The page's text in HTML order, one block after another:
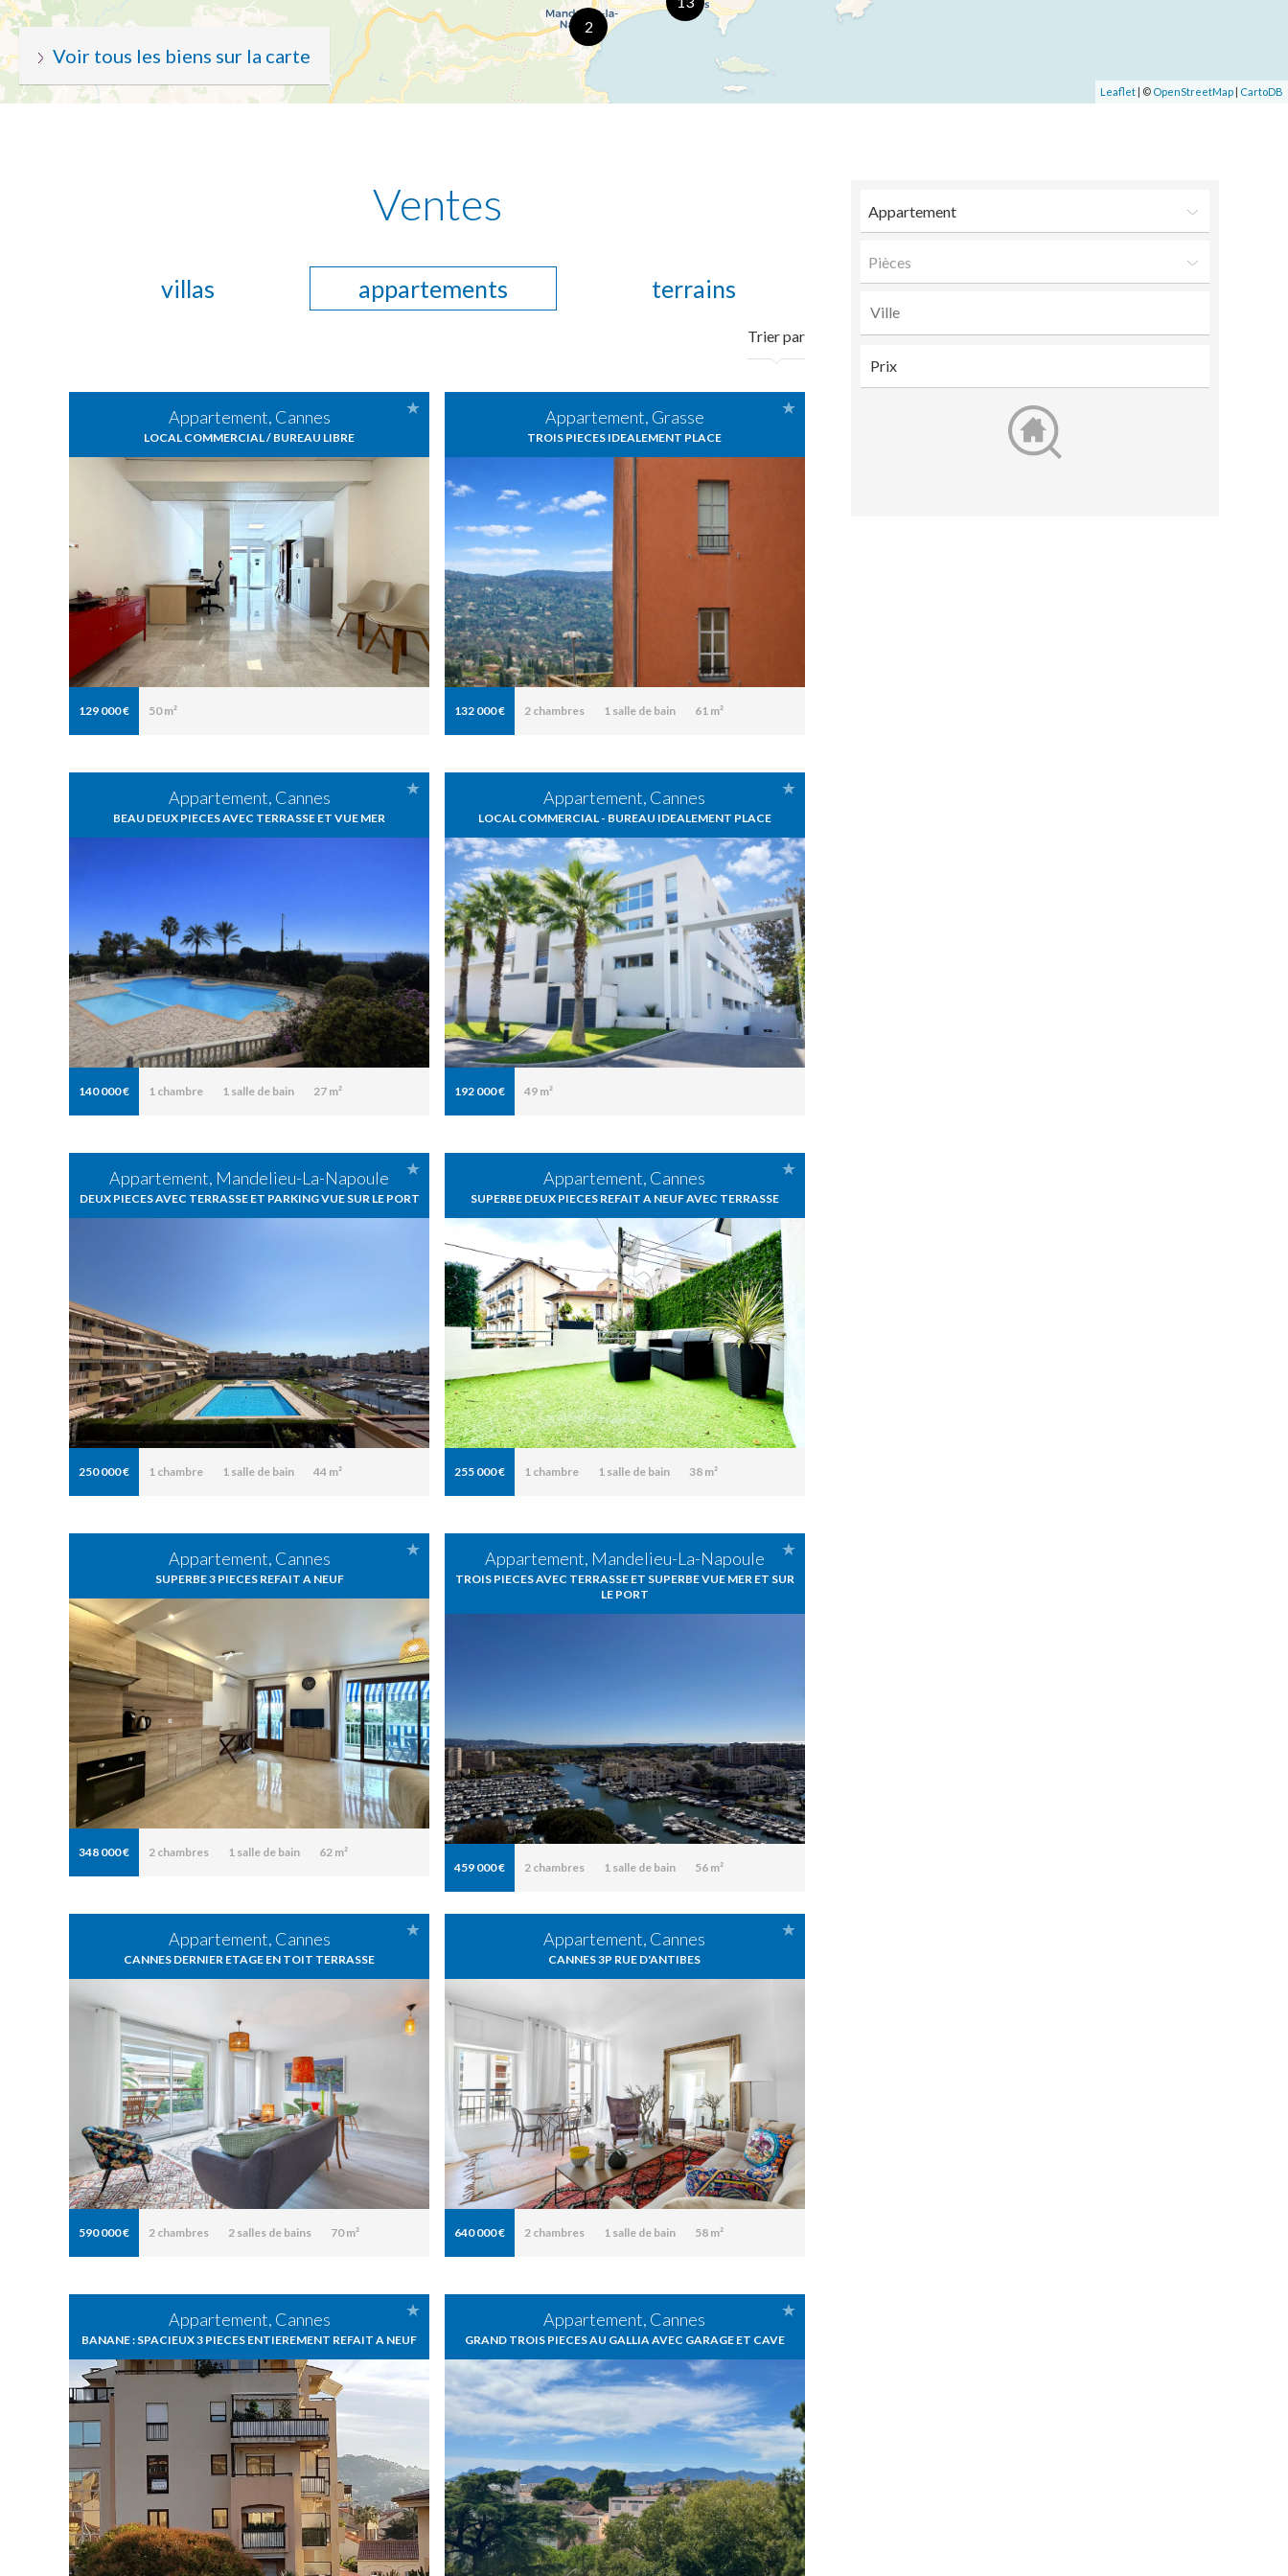
2
Leaflet | © OpenStreetMap | CartoDB
Voir tous les biens sur la carte
Ventes
villas appartements terrains
Trier par
Appartement, Cannes
LOCAL COMMERCIAL / BUREAU LIBRE
129 000 € 50 m²
Appartement, Grasse
TROIS PIECES IDEALEMENT PLACE
132 000 € 2 chambres 1 salle de bain 61 m²
Appartement, Cannes
BEAU DEUX PIECES AVEC TERRASSE ET VUE MER
140 000 € 1 chambre 1 salle de bain 27 m²
Appartement, Cannes
LOCAL COMMERCIAL - BUREAU IDEALEMENT PLACE
192 000 € 49 m²
Appartement, Mandelieu-La-Napoule
DEUX PIECES AVEC TERRASSE ET PARKING VUE SUR LE PORT
250 000 € 1 chambre 1 salle de bain 44 m²
Appartement, Cannes
SUPERBE DEUX PIECES REFAIT A NEUF AVEC TERRASSE
255 000 € 1 chambre 1 salle de bain 38 m²
Appartement, Cannes
SUPERBE 3 PIECES REFAIT A NEUF
348 000 € 2 chambres 1 salle de bain 62 m²
Appartement, Mandelieu-La-Napoule
TROIS PIECES AVEC TERRASSE ET SUPERBE VUE MER ET SUR
LE PORT
459 000 € 2 chambres 1 salle de bain 56 m²
Appartement, Cannes
CANNES DERNIER ETAGE EN TOIT TERRASSE
590 000 € 2 chambres 2 salles de bains 70 m²
Appartement, Cannes
CANNES 3P RUE D'ANTIBES
640 000 € 2 chambres 1 salle de bain 58 m²
Appartement, Cannes
BANANE : SPACIEUX 3 PIECES ENTIEREMENT REFAIT A NEUF
Appartement, Cannes
GRAND TROIS PIECES AU GALLIA AVEC GARAGE ET CAVE
Appartement
Pièces